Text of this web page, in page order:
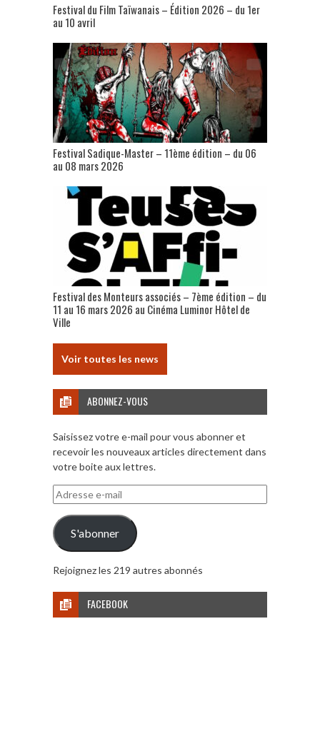
Festival du Film Taïwanais – Édition 2026 – du 1er
au 10 avril
Festival Sadique-Master – 11ème édition – du 06
au 08 mars 2026
Festival des Monteurs associés – 7ème édition – du
11 au 16 mars 2026 au Cinéma Luminor Hôtel de
Ville
Voir toutes les news
ABONNEZ-VOUS
Saisissez votre e-mail pour vous abonner et
recevoir les nouveaux articles directement dans
votre boite aux lettres.
Adresse
e-
mail
S'abonner
Rejoignez les 219 autres abonnés
FACEBOOK